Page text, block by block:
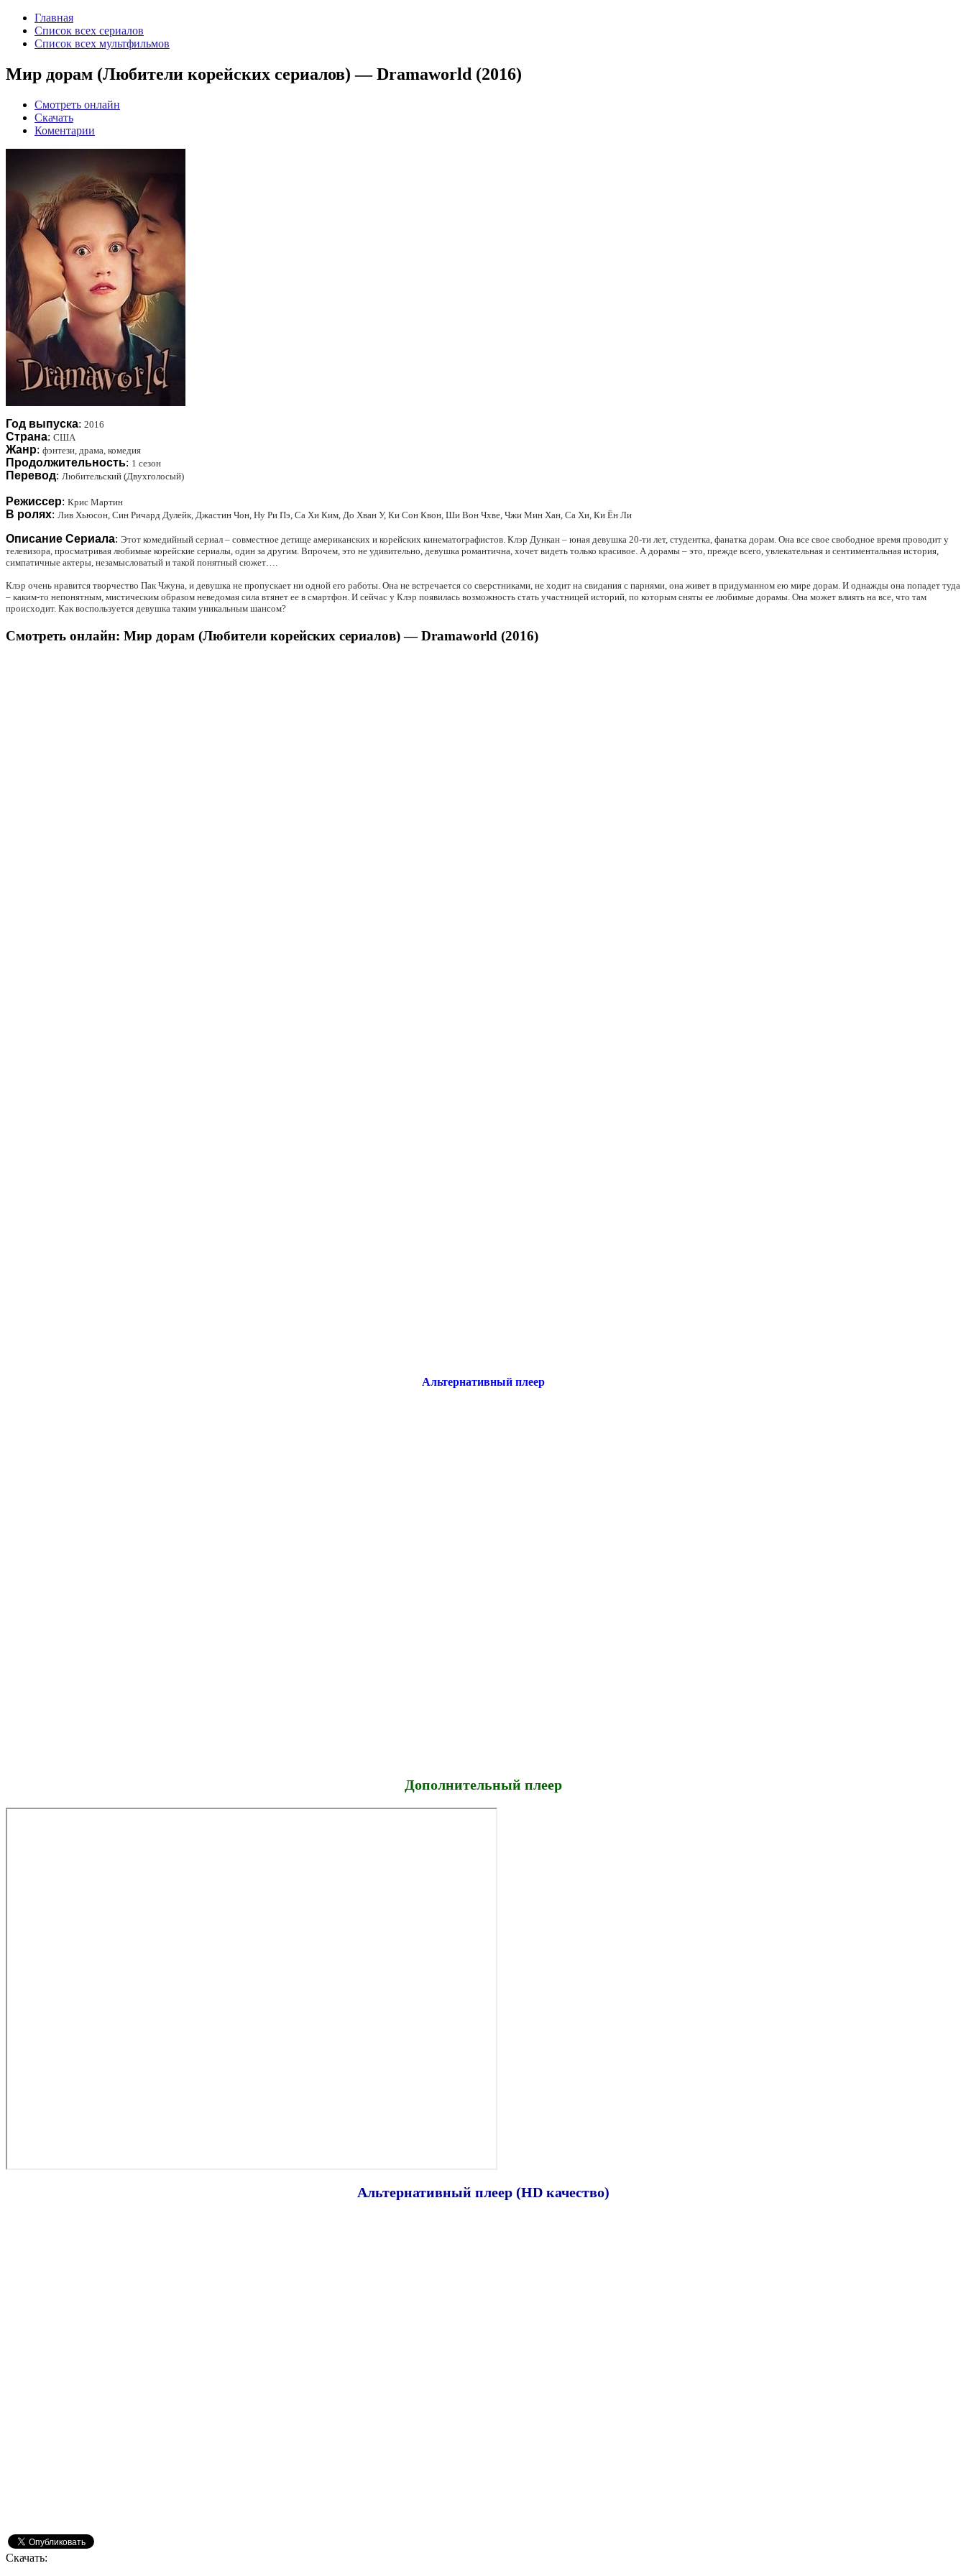
Главная
Список всех сериалов
Список всех мультфильмов
Мир дорам (Любители корейских сериалов) — Dramaworld (2016)
Смотреть онлайн
Скачать
Коментарии
Год выпуска: 2016
Страна: США
Жанр: фэнтези, драма, комедия
Продолжительность: 1 сезон
Перевод: Любительский (Двухголосый)
Режиссер: Крис Мартин
В ролях: Лив Хьюсон, Син Ричард Дулейк, Джастин Чон, Ну Ри Пэ, Са Хи Ким, До Хван У, Ки Сон Квон, Ши Вон Чхве, Чжи Мин Хан, Са Хи, Ки Ён Ли
Описание Сериала: Этот комедийный сериал – совместное детище американских и корейских кинематографистов. Клэр Дункан – юная девушка 20-ти лет, студентка, фанатка дорам. Она все свое свободное время проводит у
телевизора, просматривая любимые корейские сериалы, один за другим. Впрочем, это не удивительно, девушка романтична, хочет видеть только красивое. А дорамы – это, прежде всего, увлекательная и сентиментальная история,
симпатичные актеры, незамысловатый и такой понятный сюжет….
Клэр очень нравится творчество Пак Чжуна, и девушка не пропускает ни одной его работы. Она не встречается со сверстниками, не ходит на свидания с парнями, она живет в придуманном ею мире дорам. И однажды она попадет туда
– каким-то непонятным, мистическим образом неведомая сила втянет ее в смартфон. И сейчас у Клэр появилась возможность стать участницей историй, по которым сняты ее любимые дорамы. Она может влиять на все, что там
происходит. Как воспользуется девушка таким уникальным шансом?
Смотреть онлайн: Мир дорам (Любители корейских сериалов) — Dramaworld (2016)
Альтернативный плеер
Дополнительный плеер
Альтернативный плеер (HD качество)
Скачать: